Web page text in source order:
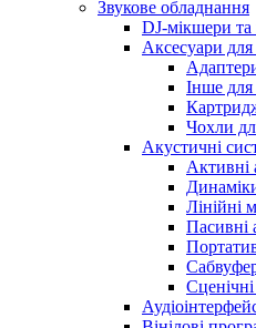
Звукове обладнання
DJ-мікшери та
Аксесуари для
Інше для
Чохли
Акустичні
Активні
Лінійні
Пасивні